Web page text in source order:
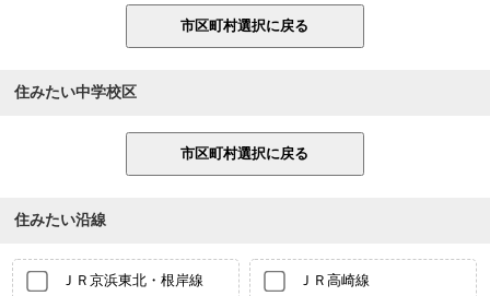
住みたい中学校区
住みたい沿線
ＪＲ京浜東北・根岸線 ＪＲ高崎線